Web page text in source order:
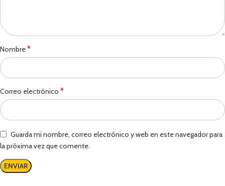
Nombre*
Correo electrónico *
Guarda mi nombre, correo electrónico y web en este navegador para
la próxima vez que comente.